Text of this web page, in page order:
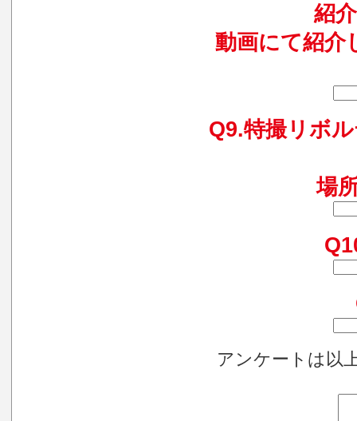
紹
動画にて紹介
Q9.特撮リボ
場
アンケートは以